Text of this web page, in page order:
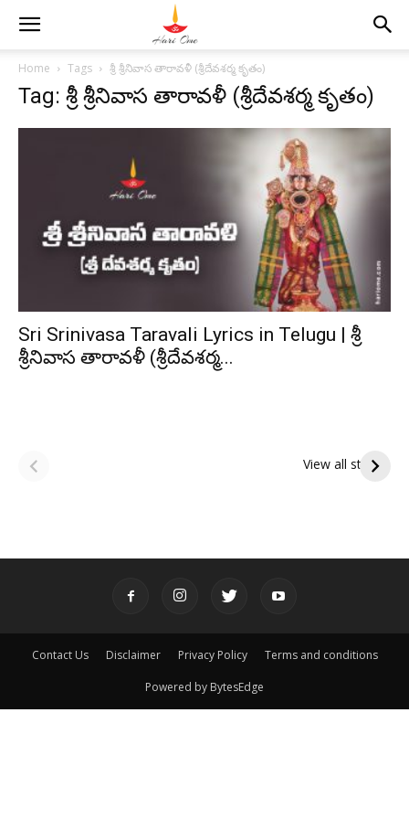
Home Tags శ్రీ శ్రీనివాస తారావళీ (శ్రీదేవశర్మ కృతం)
Tag: శ్రీ శ్రీనివాస తారావళీ (శ్రీదేవశర్మ కృతం)
Sri Srinivasa Taravali Lyrics in Telugu | శ్రీ
శ్రీనివాస తారావళీ (శ్రీదేవశర్మ...
View all stories
పితృదేవతల ఆశీర్వాదం
ఇంద్రకీలాద్రి గిరి ప్రదక్షిణ
Contact Us Disclaimer Privacy Policy Terms and conditions
Powered by BytesEdge